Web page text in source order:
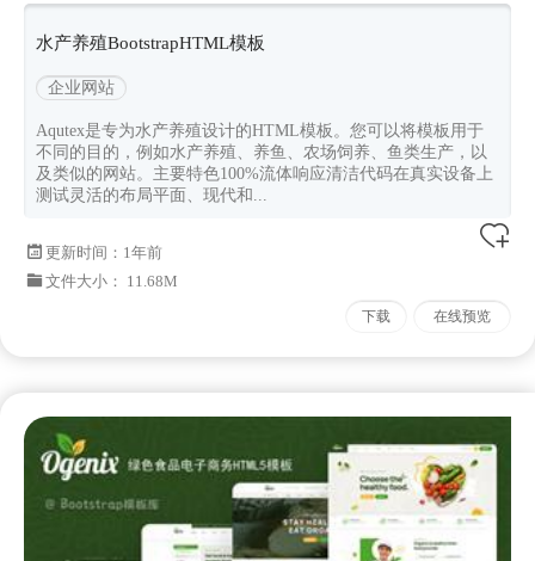
水产养殖BootstrapHTML模板
企业网站
Aqutex是专为水产养殖设计的HTML模板。您可以将模板用于
不同的目的，例如水产养殖、养鱼、农场饲养、鱼类生产，以
及类似的网站。主要特色100%流体响应清洁代码在真实设备上
测试灵活的布局平面、现代和...
更新时间： 1年前
文件大小： 11.68M
下载 在线预览